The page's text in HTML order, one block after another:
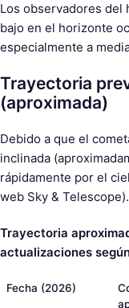
Los observadores
bajo en el horizonte
especialmente a
Trayectoria
(aproximada)
Debido a que el
inclinada
rápidamente por el
web Sky & Telescope).
Trayectoria
actualizaciones
Fecha (2026)